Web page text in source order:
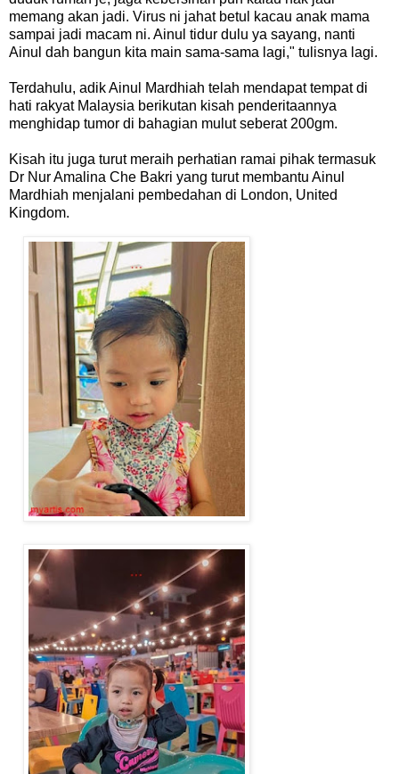
memang akan jadi. Virus ni jahat betul kacau anak mama
sampai jadi macam ni. Ainul tidur dulu ya sayang, nanti
Ainul dah bangun kita main sama-sama lagi," tulisnya lagi.
Terdahulu, adik Ainul Mardhiah telah mendapat tempat di
hati rakyat Malaysia berikutan kisah penderitaannya
menghidap tumor di bahagian mulut seberat 200gm.
Kisah itu juga turut meraih perhatian ramai pihak termasuk
Dr Nur Amalina Che Bakri yang turut membantu Ainul
Mardhiah menjalani pembedahan di London, United
Kingdom.